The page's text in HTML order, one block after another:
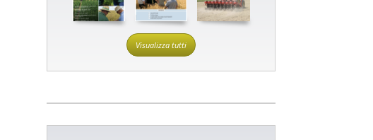
Visualizza tutti